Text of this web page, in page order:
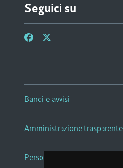
Seguici su
Bandi e avvisi
Amministrazione trasparente
Persone e Uffici